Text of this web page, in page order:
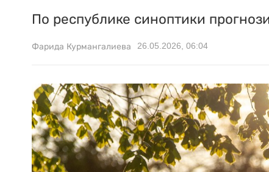
По республике синоптики
Фарида Курмангалиева 26.05.2026, 06:04